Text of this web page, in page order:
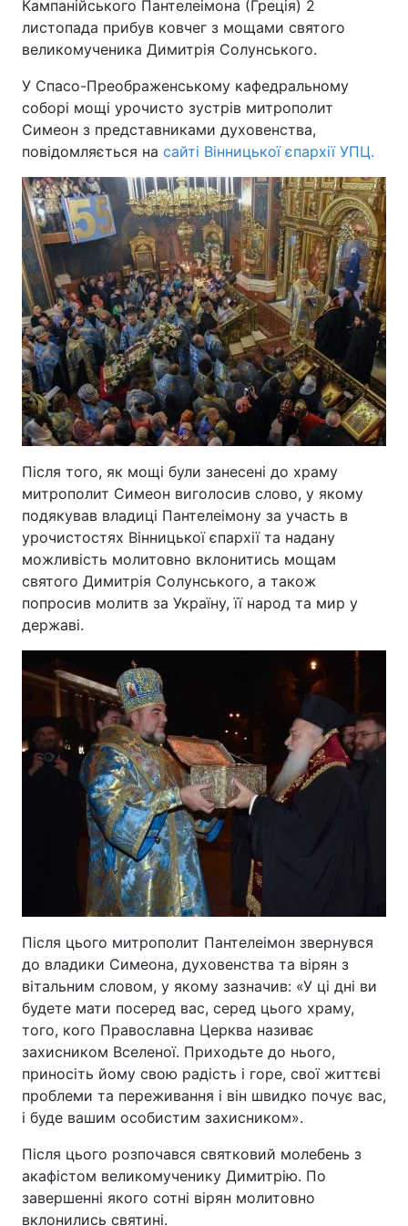
Кампанійського Пантелеімона (Греція) 2
листопада прибув ковчег з мощами святого
великомученика Димитрія Солунського.
У Спасо-Преображенському кафедральному
соборі мощі урочисто зустрів митрополит
Симеон з представниками духовенства,
повідомляється на сайті Вінницької єпархії УПЦ.
Після того, як мощі були занесені до храму
митрополит Симеон виголосив слово, у якому
подякував владиці Пантелеімону за участь в
урочистостях Вінницької єпархії та надану
можливість молитовно вклонитись мощам
святого Димитрія Солунського, а також
попросив молитв за Україну, її народ та мир у
державі.
Після цього митрополит Пантелеімон звернувся
до владики Симеона, духовенства та вірян з
вітальним словом, у якому зазначив: «У ці дні ви
будете мати посеред вас, серед цього храму,
того, кого Православна Церква називає
захисником Вселеної. Приходьте до нього,
приносіть йому свою радість і горе, свої життєві
проблеми та переживання і він швидко почує вас,
і буде вашим особистим захисником».
Після цього розпочався святковий молебень з
акафістом великомученику Димитрію. По
завершенні якого сотні вірян молитовно
вклонились святині.